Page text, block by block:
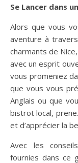
Se Lancer dans
Alors que vous
aventure à
charmants de
avec un esprit
vous promeniez
que vous vous
Anglais ou que
bistrot local,
et d’apprécier la
Avec les
fournies dans ce